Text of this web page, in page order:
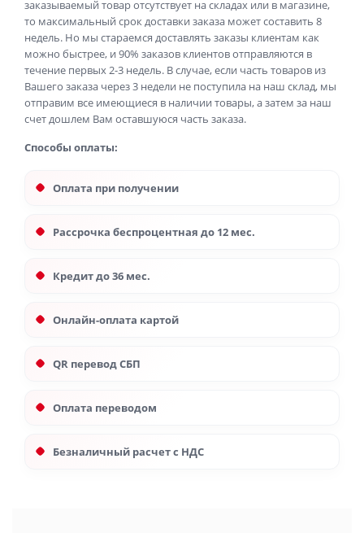
заказываемый товар отсутствует на складах или в магазине,
то максимальный срок доставки заказа может составить 8
недель. Но мы стараемся доставлять заказы клиентам как
можно быстрее, и 90% заказов клиентов отправляются в
течение первых 2-3 недель. В случае, если часть товаров из
Вашего заказа через 3 недели не поступила на наш склад, мы
отправим все имеющиеся в наличии товары, а затем за наш
счет дошлем Вам оставшуюся часть заказа.
Способы оплаты:
Оплата при получении
Рассрочка беспроцентная до 12 мес.
Кредит до 36 мес.
Онлайн-оплата картой
QR перевод СБП
Оплата переводом
Безналичный расчет с НДС